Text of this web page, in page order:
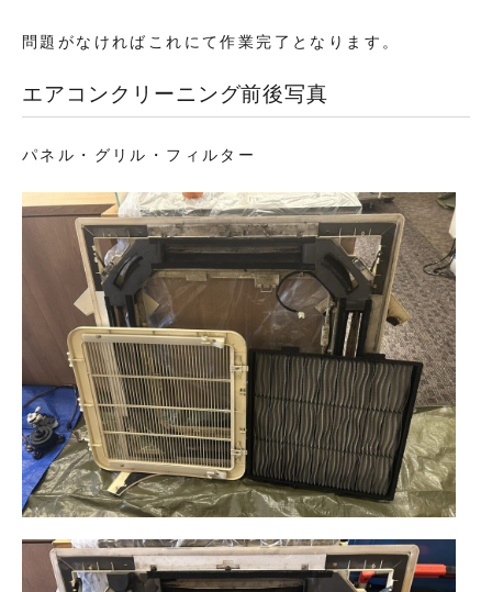
問題がなければこれにて作業完了となります。
エアコンクリーニング前後写真
パネル・グリル・フィルター